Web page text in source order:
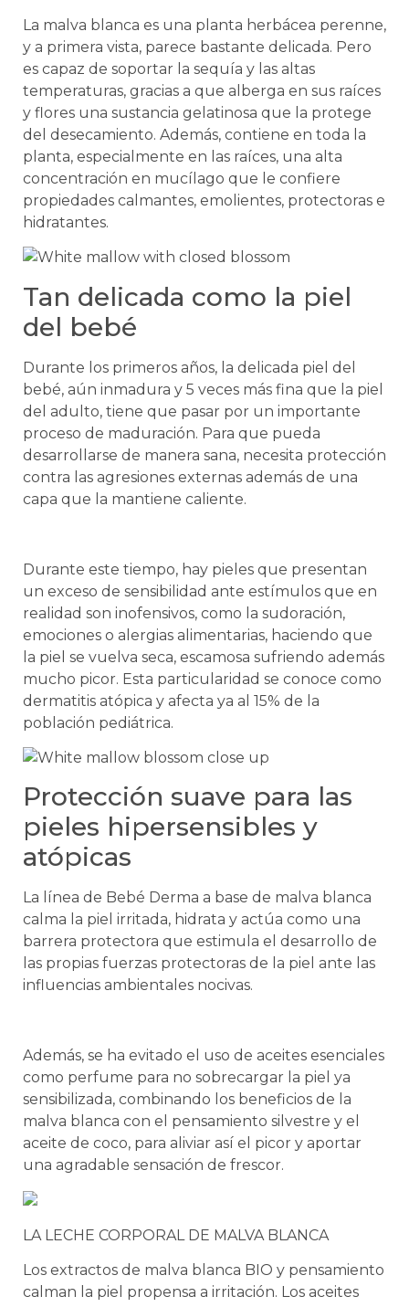
La malva blanca es una planta herbácea perenne,
y a primera vista, parece bastante delicada. Pero
es capaz de soportar la sequía y las altas
temperaturas, gracias a que alberga en sus raíces
y flores una sustancia gelatinosa que la protege
del desecamiento. Además, contiene en toda la
planta, especialmente en las raíces, una alta
concentración en mucílago que le confiere
propiedades calmantes, emolientes, protectoras e
hidratantes.
Tan delicada como la piel
del bebé
Durante los primeros años, la delicada piel del
bebé, aún inmadura y 5 veces más fina que la piel
del adulto, tiene que pasar por un importante
proceso de maduración. Para que pueda
desarrollarse de manera sana, necesita protección
contra las agresiones externas además de una
capa que la mantiene caliente.
Durante este tiempo, hay pieles que presentan
un exceso de sensibilidad ante estímulos que en
realidad son inofensivos, como la sudoración,
emociones o alergias alimentarias, haciendo que
la piel se vuelva seca, escamosa sufriendo además
mucho picor. Esta particularidad se conoce como
dermatitis atópica y afecta ya al 15% de la
población pediátrica.
Protección suave para las
pieles hipersensibles y
atópicas
La línea de Bebé Derma a base de malva blanca
calma la piel irritada, hidrata y actúa como una
barrera protectora que estimula el desarrollo de
las propias fuerzas protectoras de la piel ante las
influencias ambientales nocivas.
Además, se ha evitado el uso de aceites esenciales
como perfume para no sobrecargar la piel ya
sensibilizada, combinando los beneficios de la
malva blanca con el pensamiento silvestre y el
aceite de coco, para aliviar así el picor y aportar
una agradable sensación de frescor.
LA LECHE CORPORAL DE MALVA BLANCA
Los extractos de malva blanca BIO y pensamiento
calman la piel propensa a irritación. Los aceites